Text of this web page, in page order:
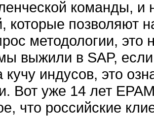
команды, и
которые позволяют
методологии, это
выжили в SAP,
кучу индусов, это
Вот уже 14 лет
что российские